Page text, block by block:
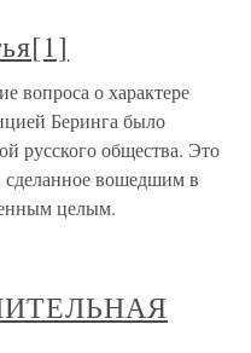
вопроса о характере
Беринга было
русского общества. Это
сделанное вошедшим в
целым.